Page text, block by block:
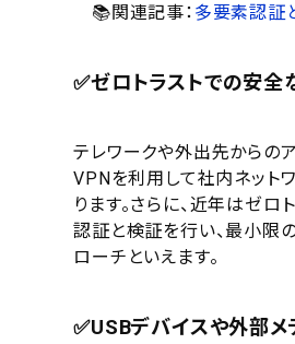
📚関連記事： 多要素認証
✅ゼロトラストでの安全
テレワークや外出先からの
VPNを利用して社内ネット
ります。さらに、近年はゼ
認証と検証を行い、最小限
ローチといえます。
✅USBデバイスや外部メ